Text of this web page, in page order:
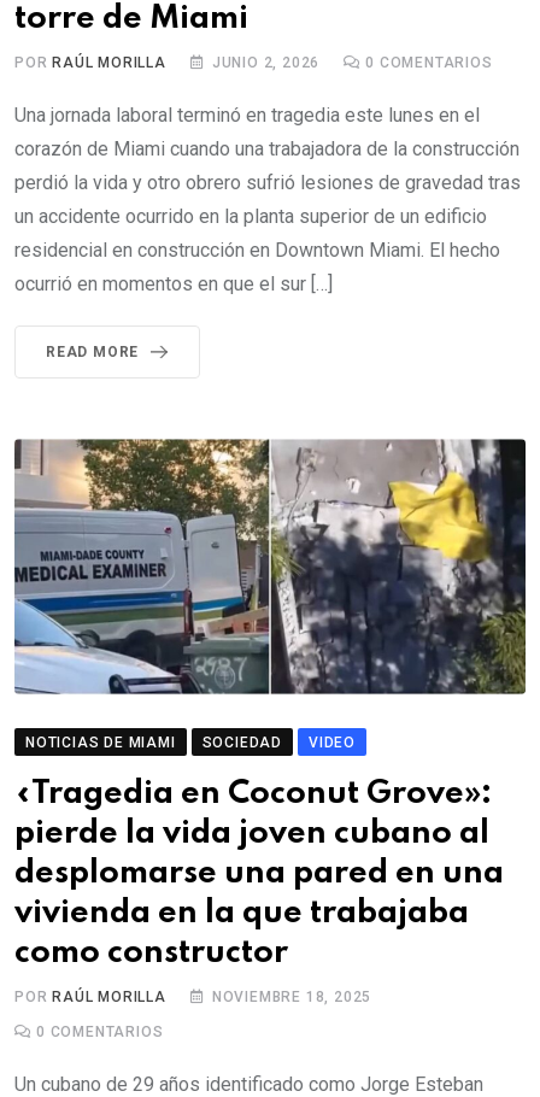
torre de Miami
POR RAÚL MORILLA JUNIO 2, 2026 0 COMENTARIOS
Una jornada laboral terminó en tragedia este lunes en el
corazón de Miami cuando una trabajadora de la construcción
perdió la vida y otro obrero sufrió lesiones de gravedad tras
un accidente ocurrido en la planta superior de un edificio
residencial en construcción en Downtown Miami. El hecho
ocurrió en momentos en que el sur […]
READ MORE
NOTICIAS DE MIAMI SOCIEDAD VIDEO
«Tragedia en Coconut Grove»:
pierde la vida joven cubano al
desplomarse una pared en una
vivienda en la que trabajaba
como constructor
POR RAÚL MORILLA NOVIEMBRE 18, 2025
0 COMENTARIOS
Un cubano de 29 años identificado como Jorge Esteban